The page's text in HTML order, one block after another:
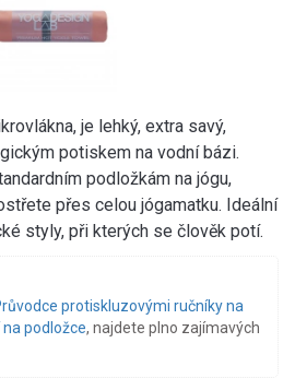
je lehký, extra savý,
potiskem na vodní bázi.
podložkám na jógu,
přes celou jógamatku. Ideální
styly, při kterých se člověk potí.
protiskluzovými ručníky na
podložce, najdete plno zajímavých